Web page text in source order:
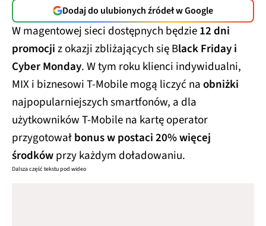
Dodaj do ulubionych źródeł w Google
W magentowej sieci dostępnych będzie12 dni
promocjiz okazji zbliżających się Black Friday i
Cyber Monday. W tym roku klienci indywidualni,
MIX i biznesowi T-Mobile mogą liczyć naobniżki
najpopularniejszych smartfonów, a dla
użytkowników T-Mobile na kartę operator
przygotowałbonus w postaci 20% więcej
środkówprzy każdym doładowaniu.
Dalsza część tekstu pod wideo